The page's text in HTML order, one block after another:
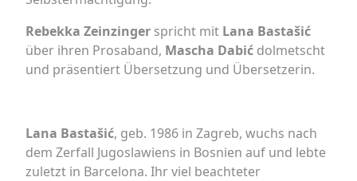
Rebekka Zeinzinger spricht mit Lana Bastašić
über ihren Prosaband, Mascha Dabić dolmetscht
und präsentiert Übersetzung und Übersetzerin.
Lana Bastašić, geb. 1986 in Zagreb, wuchs nach
dem Zerfall Jugoslawiens in Bosnien auf und lebte
zuletzt in Barcelona. Ihr viel beachteter